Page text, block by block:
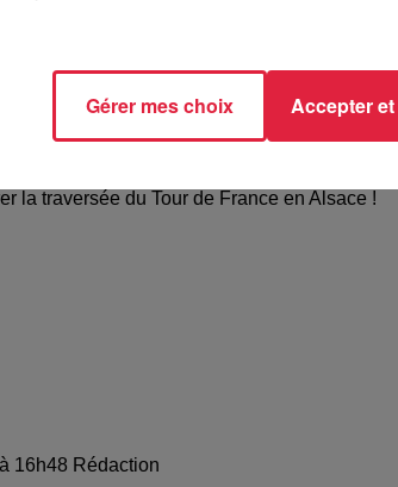
conditions pour les coureurs, pour
la traversée du Tour de France en Alsace !
16h48 Rédaction
Gérer mes choix Accepter